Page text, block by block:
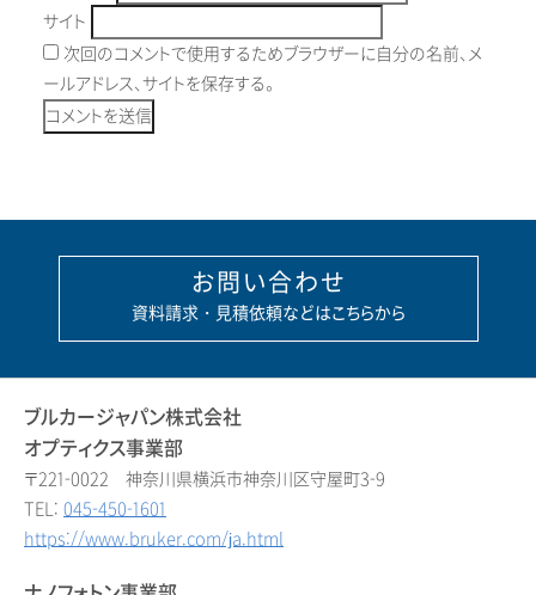
サイト
次回のコメントで使用するためブラウザーに自分の名前、メ
ールアドレス、サイトを保存する。
お問い合わせ
資料請求・見積依頼などはこちらから
ブルカージャパン株式会社
オプティクス事業部
〒221-0022 神奈川県横浜市神奈川区守屋町3-9
TEL: 045-450-1601
https://www.bruker.com/ja.html